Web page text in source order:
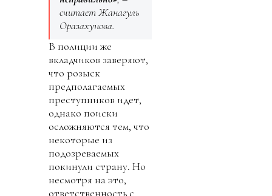
считает Жанагуль
Оразахунова.
В полиции же
вкладчиков заверяют,
что розыск
предполагаемых
преступников идет,
однако поиски
осложняются тем, что
некоторые из
подозреваемых
покинули страну. Но
несмотря на это,
ответственность с